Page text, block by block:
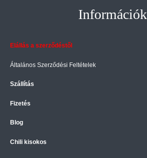
Információk
Elállás a szerződéstől
Általános Szerződési Feltételek
Szállítás
Fizetés
Blog
Chili kisokos